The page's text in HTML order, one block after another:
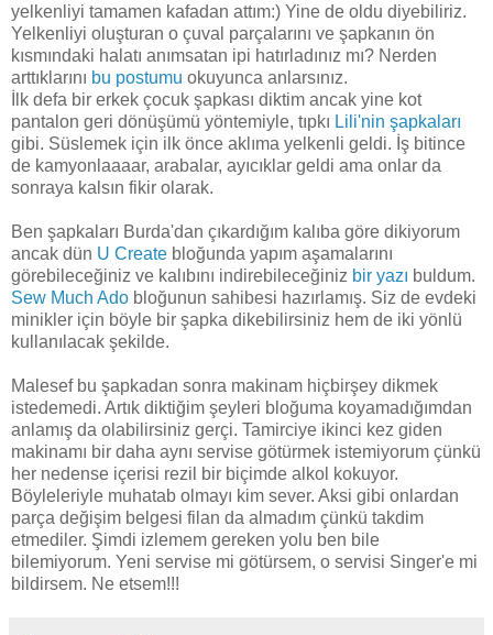
yelkenliyi tamamen kafadan attım:) Yine de oldu diyebiliriz.
Yelkenliyi oluşturan o çuval parçalarını ve şapkanın ön
kısmındaki halatı anımsatan ipi hatırladınız mı? Nerden
arttıklarını bu postumu okuyunca anlarsınız.
İlk defa bir erkek çocuk şapkası diktim ancak yine kot
pantalon geri dönüşümü yöntemiyle, tıpkı Lili'nin şapkaları
gibi. Süslemek için ilk önce aklıma yelkenli geldi. İş bitince
de kamyonlaaaar, arabalar, ayıcıklar geldi ama onlar da
sonraya kalsın fikir olarak.
Ben şapkaları Burda'dan çıkardığım kalıba göre dikiyorum
ancak dün U Create bloğunda yapım aşamalarını
görebileceğiniz ve kalıbını indirebileceğiniz bir yazı buldum.
Sew Much Ado bloğunun sahibesi hazırlamış. Siz de evdeki
minikler için böyle bir şapka dikebilirsiniz hem de iki yönlü
kullanılacak şekilde.
Malesef bu şapkadan sonra makinam hiçbirşey dikmek
istedemedi. Artık diktiğim şeyleri bloğuma koyamadığımdan
anlamış da olabilirsiniz gerçi. Tamirciye ikinci kez giden
makinamı bir daha aynı servise götürmek istemiyorum çünkü
her nedense içerisi rezil bir biçimde alkol kokuyor.
Böyleleriyle muhatab olmayı kim sever. Aksi gibi onlardan
parça değişim belgesi filan da almadım çünkü takdim
etmediler. Şimdi izlemem gereken yolu ben bile
bilemiyorum. Yeni servise mi götürsem, o servisi Singer'e mi
bildirsem. Ne etsem!!!